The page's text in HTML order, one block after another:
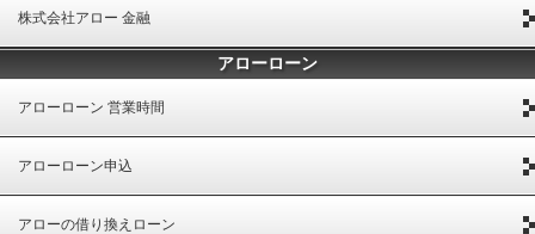
株式会社アロー 金融
アローローン
アローローン 営業時間
アローローン申込
アローの借り換えローン